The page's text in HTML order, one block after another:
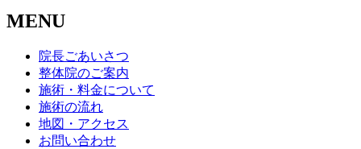
MENU
院長ごあいさつ
整体院のご案内
施術・料金について
施術の流れ
地図・アクセス
お問い合わせ